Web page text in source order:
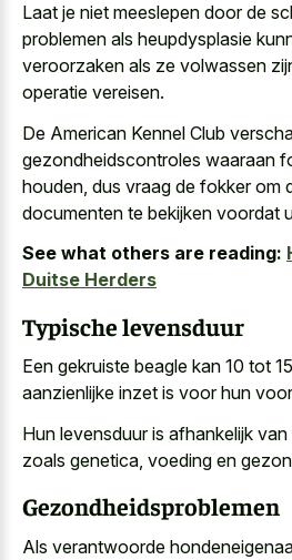
Laat je niet meeslepen door de
problemen als heupdysplasie
veroorzaken als ze volwassen
operatie vereisen.
De American Kennel Club
gezondheidscontroles waaraan
houden, dus vraag de fokker om
documenten te bekijken voordat
See what others are reading:
Duitse Herders
Typische levensduur
Een gekruiste beagle kan 10 tot
aanzienlijke inzet is voor hun
Hun levensduur is afhankelijk
zoals genetica, voeding en
Gezondheidsproblemen
Als verantwoorde